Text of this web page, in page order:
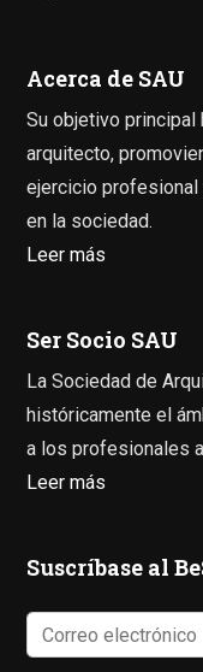
Acerca de SAU
Su objetivo
arquitecto,
ejercicio
en la sociedad.
Leer más
Ser Socio SAU
La Sociedad de
históricamente el
a los profesionales
Leer más
Suscríbase al